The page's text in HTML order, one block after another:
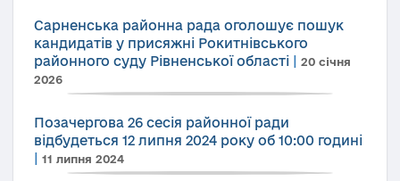
Сарненська районна рада оголошує пошук
кандидатів у присяжні Рокитнівського
районного суду Рівненської області
20 січня
2026
Позачергова 26 сесія районної ради
відбудеться 12 липня 2024 року об 10:00 годині
11 липня 2024